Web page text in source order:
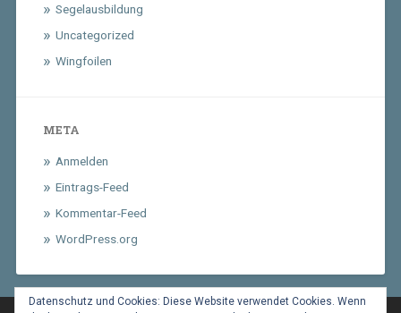
Segelausbildung
Uncategorized
Wingfoilen
META
Anmelden
Eintrags-Feed
Kommentar-Feed
WordPress.org
Datenschutz und Cookies: Diese Website verwendet Cookies. Wenn